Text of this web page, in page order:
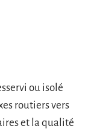
ou isolé
routiers vers
et la qualité